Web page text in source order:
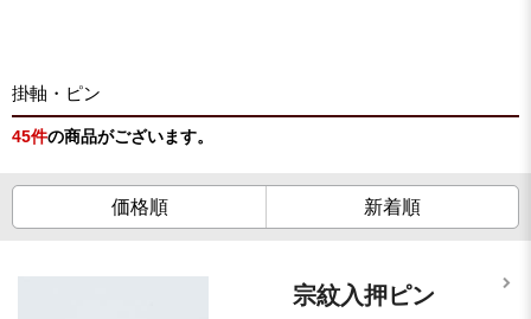
掛軸・ピン
45件の商品がございます。
価格順 新着順
宗紋入押ピン